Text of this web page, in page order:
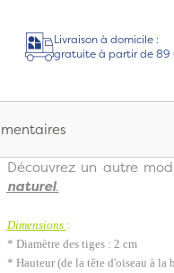
Livraison à domicile :
gratuite à partir de 89
Découvrez un autre
naturel.
Dimensions :
* Diamètre des tiges : 2 cm
* Hauteur (de la tête d'oiseau à la